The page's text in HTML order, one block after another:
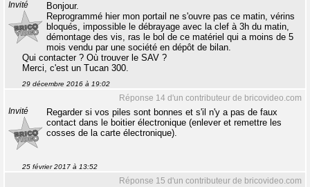
Invité
Bonjour.
Reprogrammé hier mon portail ne s'ouvre pas ce matin, vérins
bloqués, impossible le débrayage avec la clef à 3h du matin,
démontage des vis, ras le bol de ce matériel qui a moins de 5
mois vendu par une société en dépôt de bilan.
Qui contacter ? Où trouver le SAV ?
Merci, c'est un Tucan 300.
29 décembre 2016 à 19:02
Réponse 14 d'un contributeur de bricovideo.com
Invité
Regarder si vos piles sont bonnes et s'il n'y a pas de faux
contact dans le boitier électronique (enlever et remettre les
cosses de la carte électronique).
25 février 2017 à 13:52
Réponse 15 d'un contributeur de bricovideo.com